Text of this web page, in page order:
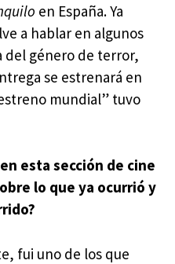
en España. Ya
a hablar en algunos
del género de terror,
se estrenará en
mundial” tuvo
esta sección de cine
lo que ya ocurrió y
fui uno de los que